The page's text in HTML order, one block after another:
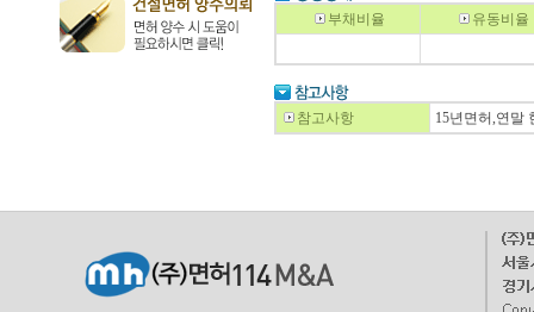
부채비율 유동비율
참고사항 15년면허,연말